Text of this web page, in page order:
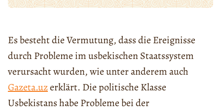
Es besteht die Vermutung, dass die Ereignisse
durch Probleme im usbekischen Staatssystem
verursacht wurden, wie unter anderem auch
Gazeta.uzerklärt. Die politische Klasse
Usbekistans habe Probleme bei der